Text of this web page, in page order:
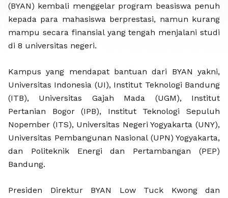
BAYAN
(BYAN) kembali menggelar program beasiswa penuh
kepada para mahasiswa berprestasi, namun kurang
mampu secara finansial yang tengah menjalani studi
di 8 universitas negeri.
Kampus yang mendapat bantuan dari BYAN yakni,
Universitas Indonesia (UI), Institut Teknologi Bandung
(ITB), Universitas Gajah Mada (UGM), Institut
Pertanian Bogor (IPB), Institut Teknologi Sepuluh
Nopember (ITS), Universitas Negeri Yogyakarta (UNY),
Universitas Pembangunan Nasional (UPN) Yogyakarta,
dan Politeknik Energi dan Pertambangan (PEP)
Bandung.
Presiden Direktur BYAN Low Tuck Kwong dan